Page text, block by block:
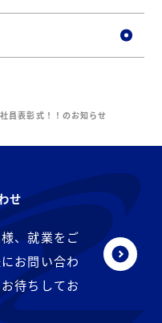
員表彰式！！のお知らせ
せ
、就業をご
お問い合わ
待ちしてお